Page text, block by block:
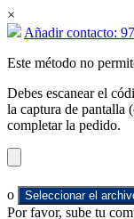
×
Añadir contacto:
Este método no
Debes escanear el
la captura de pantalla
completar la pedido.
o Seleccionar el
Por favor, sube tu